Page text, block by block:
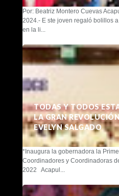
Por: Beatriz Montero Cuevas
2024.- E ste joven regaló bolillos
en la li...
TODAS Y TODOS
LA GRAN
EVELYN SALGADO
*Inaugura la gobernadora la
Coordinadores y Coordinadoras
2022 Acapul...